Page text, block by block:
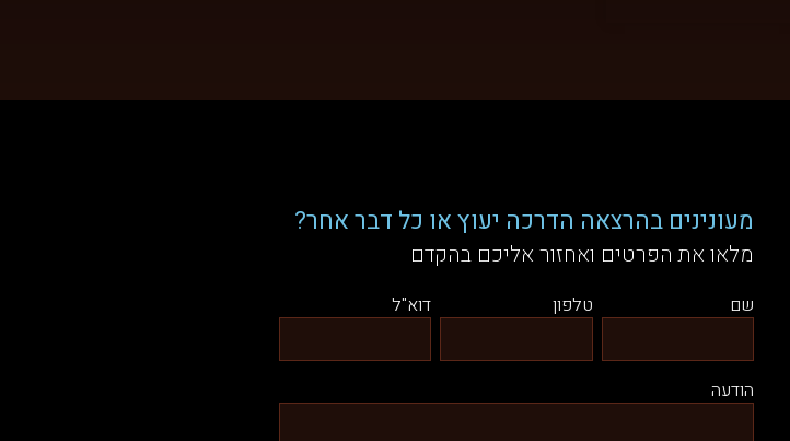
מעונינים בהרצאה הדרכה יעוץ או כל דבר אחר?
מלאו את הפרטים ואחזור אליכם בהקדם
שם טלפון דוא"ל
הודעה